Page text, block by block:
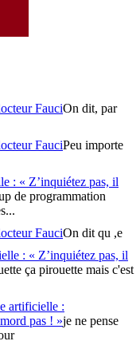
FauciOn dit, par
FauciPeu importe
: « Z’inquiétez pas, il
de programmation
FauciOn dit qu ,e
: « Z’inquiétez pas, il
ça pirouette mais c'est
artificielle :
pas ! »je ne pense